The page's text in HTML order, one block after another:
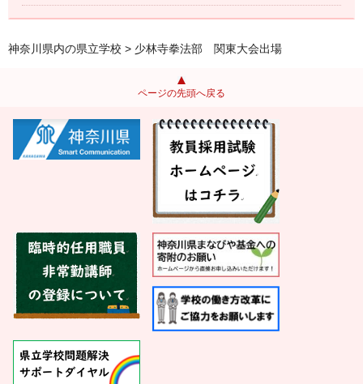
神奈川県内の県立学校 > 少林寺拳法部 関東大会出場
ページの先頭へ戻る